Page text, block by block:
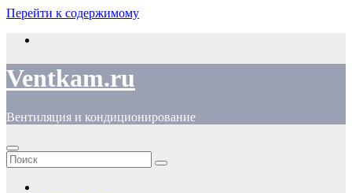
Перейти к содержимому
Ventkam.ru
Вентиляция и кондиционирование